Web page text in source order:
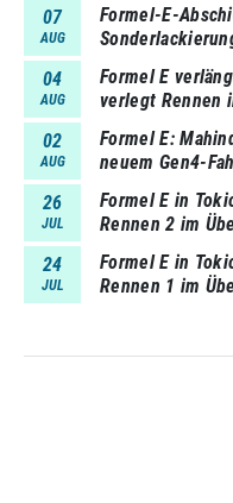
07
AUG
Formel-E-
04
AUG
Formel E
verlegt Rennen
02
AUG
Formel E:
neuem Gen4-
26
JUL
Formel E in
Rennen 2 im
24
JUL
Formel E in
Rennen 1 im